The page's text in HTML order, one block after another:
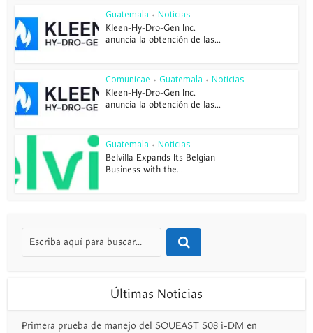
Guatemala • Noticias
Kleen-Hy-Dro-Gen Inc.
anuncia la obtención de las...
Comunicae • Guatemala • Noticias
Kleen-Hy-Dro-Gen Inc.
anuncia la obtención de las...
Guatemala • Noticias
Belvilla Expands Its Belgian
Business with the...
Últimas Noticias
Primera prueba de manejo del SOUEAST S08 i-DM en